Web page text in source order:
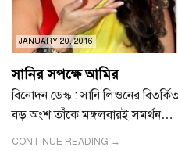
JANUARY 20, 2016
সানির সপক্ষে আমির
বিনোদন ডেস্ক : সানি লিওনের
বড় অংশ তাঁকে মঙ্গলবারই সমর্থন…
CONTINUE READING →